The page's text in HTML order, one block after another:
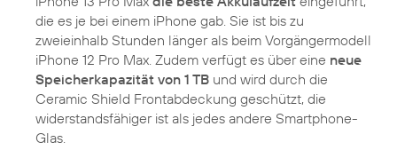
die es je bei einem iPhone gab. Sie ist bis zu
zweieinhalb Stunden länger als beim Vorgängermodell
iPhone 12 Pro Max. Zudem verfügt es über eine neue
Speicherkapazität von 1 TB und wird durch die
Ceramic Shield Frontabdeckung geschützt, die
widerstandsfähiger ist als jedes andere Smartphone-
Glas.